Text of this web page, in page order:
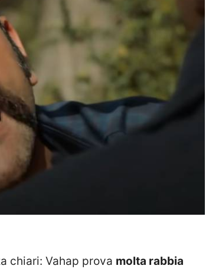
chiari: Vahap prova molta rabbia